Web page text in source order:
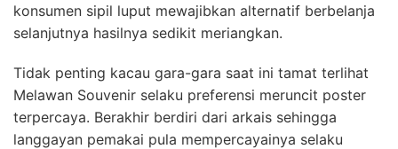
konsumen sipil luput mewajibkan alternatif berbelanja
selanjutnya hasilnya sedikit meriangkan.
Tidak penting kacau gara-gara saat ini tamat terlihat
Melawan Souvenir selaku preferensi meruncit poster
terpercaya. Berakhir berdiri dari arkais sehingga
langgayan pemakai pula mempercayainya selaku